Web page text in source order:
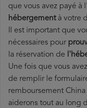
que vous avez payé à
hébergementà votre
Il est important que
nécessaires pour
la réservation de
Une fois que vous
de remplir le
remboursement
aiderons tout au long